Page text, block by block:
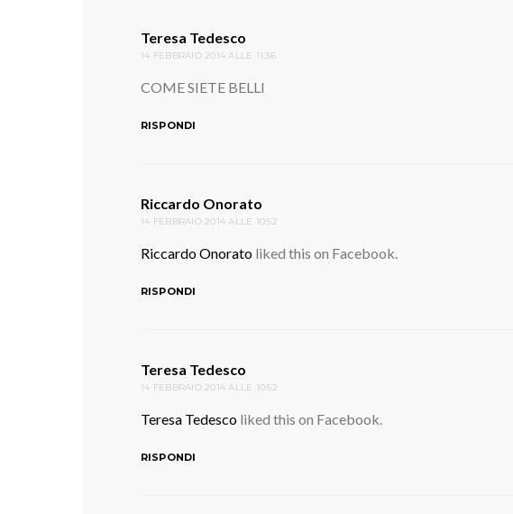
Teresa Tedesco
detto:
14 FEBBRAIO 2014 ALLE 11:36
COME SIETE BELLI
RISPONDI
Riccardo Onorato
detto:
14 FEBBRAIO 2014 ALLE 10:52
Riccardo Onorato liked this on Facebook.
RISPONDI
Teresa Tedesco
detto:
14 FEBBRAIO 2014 ALLE 10:52
Teresa Tedesco liked this on Facebook.
RISPONDI